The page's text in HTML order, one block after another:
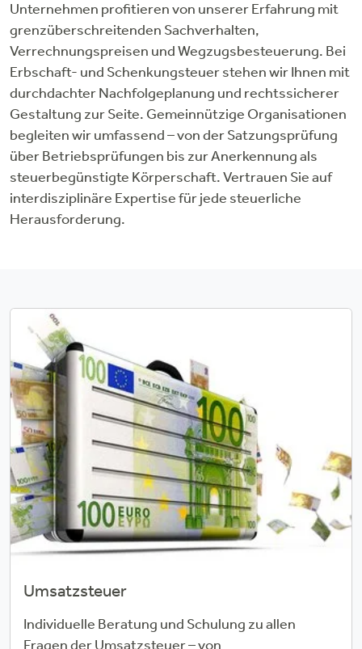
Unternehmen profitieren von unserer Erfahrung mit
grenzüberschreitenden Sachverhalten,
Verrechnungspreisen und Wegzugsbesteuerung. Bei
Erbschaft- und Schenkungsteuer stehen wir Ihnen mit
durchdachter Nachfolgeplanung und rechtssicherer
Gestaltung zur Seite. Gemeinnützige Organisationen
begleiten wir umfassend – von der Satzungsprüfung
über Betriebsprüfungen bis zur Anerkennung als
steuerbegünstigte Körperschaft. Vertrauen Sie auf
interdisziplinäre Expertise für jede steuerliche
Herausforderung.
Umsatzsteuer
Individuelle Beratung und Schulung zu allen
Fragen der Umsatzsteuer – von